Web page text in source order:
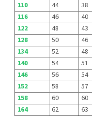
110
44 38
116
46 40
122
48 43
128
50 46
134
52 48
140
54 51
146
56 54
152
58 57
158
60 60
164
62 63